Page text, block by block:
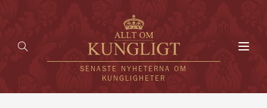
SENASTE NYHETERNA OM
KUNGLIGHETER